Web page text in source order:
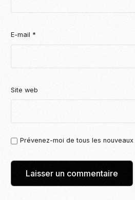
E-mail *
Site web
Prévenez-moi de tous les